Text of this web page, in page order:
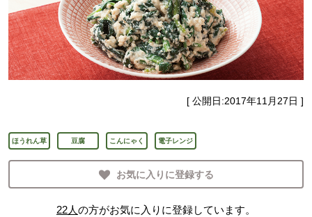
[ 公開日:2017年11月27日 ]
ほうれん草 豆腐 こんにゃく 電子レンジ
お気に入りに登録する
22人の方がお気に入りに登録しています。